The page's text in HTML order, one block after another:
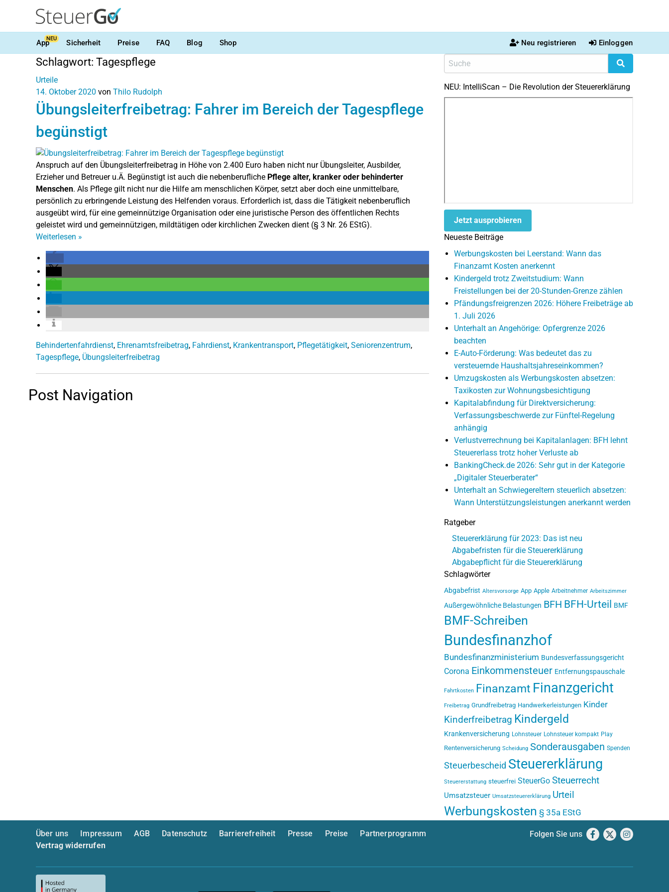
AppNEU Sicherheit Preise FAQ Blog Shop Neu registrieren Einloggen
Schlagwort: Tagespflege
Urteile
14. Oktober 2020 von Thilo Rudolph
Übungsleiterfreibetrag: Fahrer im Bereich der Tagespflege
begünstigt
Anspruch auf den Übungsleiterfreibetrag in Höhe von 2.400 Euro haben nicht nur Übungsleiter, Ausbilder,
Erzieher und Betreuer u.Ä. Begünstigt ist auch die nebenberufliche Pflege alter, kranker oder behinderter
Menschen. Als Pflege gilt nicht nur die Hilfe am menschlichen Körper, setzt aber doch eine unmittelbare,
persönlich zu erbringende Leistung des Helfenden voraus. Erforderlich ist, dass die Tätigkeit nebenberuflich
ausgeübt wird, für eine gemeinnützige Organisation oder eine juristische Person des öffentlichen Rechts
geleistet wird und gemeinnützigen, mildtätigen oder kirchlichen Zwecken dient (§ 3 Nr. 26 EStG).
Weiterlesen »
Behindertenfahrdienst, Ehrenamtsfreibetrag, Fahrdienst, Krankentransport, Pflegetätigkeit, Seniorenzentrum,
Tagespflege, Übungsleiterfreibetrag
Post Navigation
NEU: IntelliScan – Die Revolution der Steuererklärung
Jetzt ausprobieren
Neueste Beiträge
Werbungskosten bei Leerstand: Wann das
Finanzamt Kosten anerkennt
Kindergeld trotz Zweitstudium: Wann
Freistellungen bei der 20-Stunden-Grenze zählen
Pfändungsfreigrenzen 2026: Höhere Freibeträge ab
1. Juli 2026
Unterhalt an Angehörige: Opfergrenze 2026
beachten
E-Auto-Förderung: Was bedeutet das zu
versteuernde Haushaltsjahreseinkommen?
Umzugskosten als Werbungskosten absetzen:
Taxikosten zur Wohnungsbesichtigung
Kapitalabfindung für Direktversicherung:
Verfassungsbeschwerde zur Fünftel-Regelung
anhängig
Verlustverrechnung bei Kapitalanlagen: BFH lehnt
Steuererlass trotz hoher Verluste ab
BankingCheck.de 2026: Sehr gut in der Kategorie
„Digitaler Steuerberater“
Unterhalt an Schwiegereltern steuerlich absetzen:
Wann Unterstützungsleistungen anerkannt werden
Ratgeber
Steuererklärung für 2023: Das ist neu
Abgabefristen für die Steuererklärung
Abgabepflicht für die Steuererklärung
Schlagwörter
Abgabefrist Altersvorsorge App Apple Arbeitnehmer Arbeitszimmer
Außergewöhnliche Belastungen BFH BFH-Urteil BMF
BMF-Schreiben
Bundesfinanzhof
Bundesfinanzministerium Bundesverfassungsgericht
Corona Einkommensteuer Entfernungspauschale
Fahrtkosten Finanzamt Finanzgericht
Freibetrag Grundfreibetrag Handwerkerleistungen Kinder
Kinderfreibetrag Kindergeld
Krankenversicherung Lohnsteuer Lohnsteuer kompakt Play
Rentenversicherung Scheidung Sonderausgaben Spenden
Steuerbescheid Steuererklärung
Steuererstattung steuerfrei SteuerGo Steuerrecht
Umsatzsteuer Umsatzsteuererklärung Urteil
Werbungskosten § 35a EStG
Über uns Impressum AGB Datenschutz Barrierefreiheit Presse Preise
Partnerprogramm
Vertrag widerrufen
Folgen Sie uns Facebook
X Instagram